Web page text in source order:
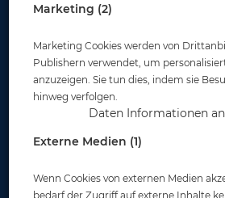
Santi Primaloft Comfort
Artikelnr.: san-1108Xmaster
Marketing (2)
Marketing Cookies werden von
Publishern verwendet, um
anzuzeigen. Sie tun dies, indem sie
hinweg verfolgen.
Daten Informationen
Externe Medien (1)
Wenn Cookies von externen Medien
bedarf der Zugriff auf externe Inhalte